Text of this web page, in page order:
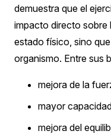
demuestra que el
impacto directo sobre
estado físico, sino
organismo. Entre sus
mejora de la
mayor
mejora del